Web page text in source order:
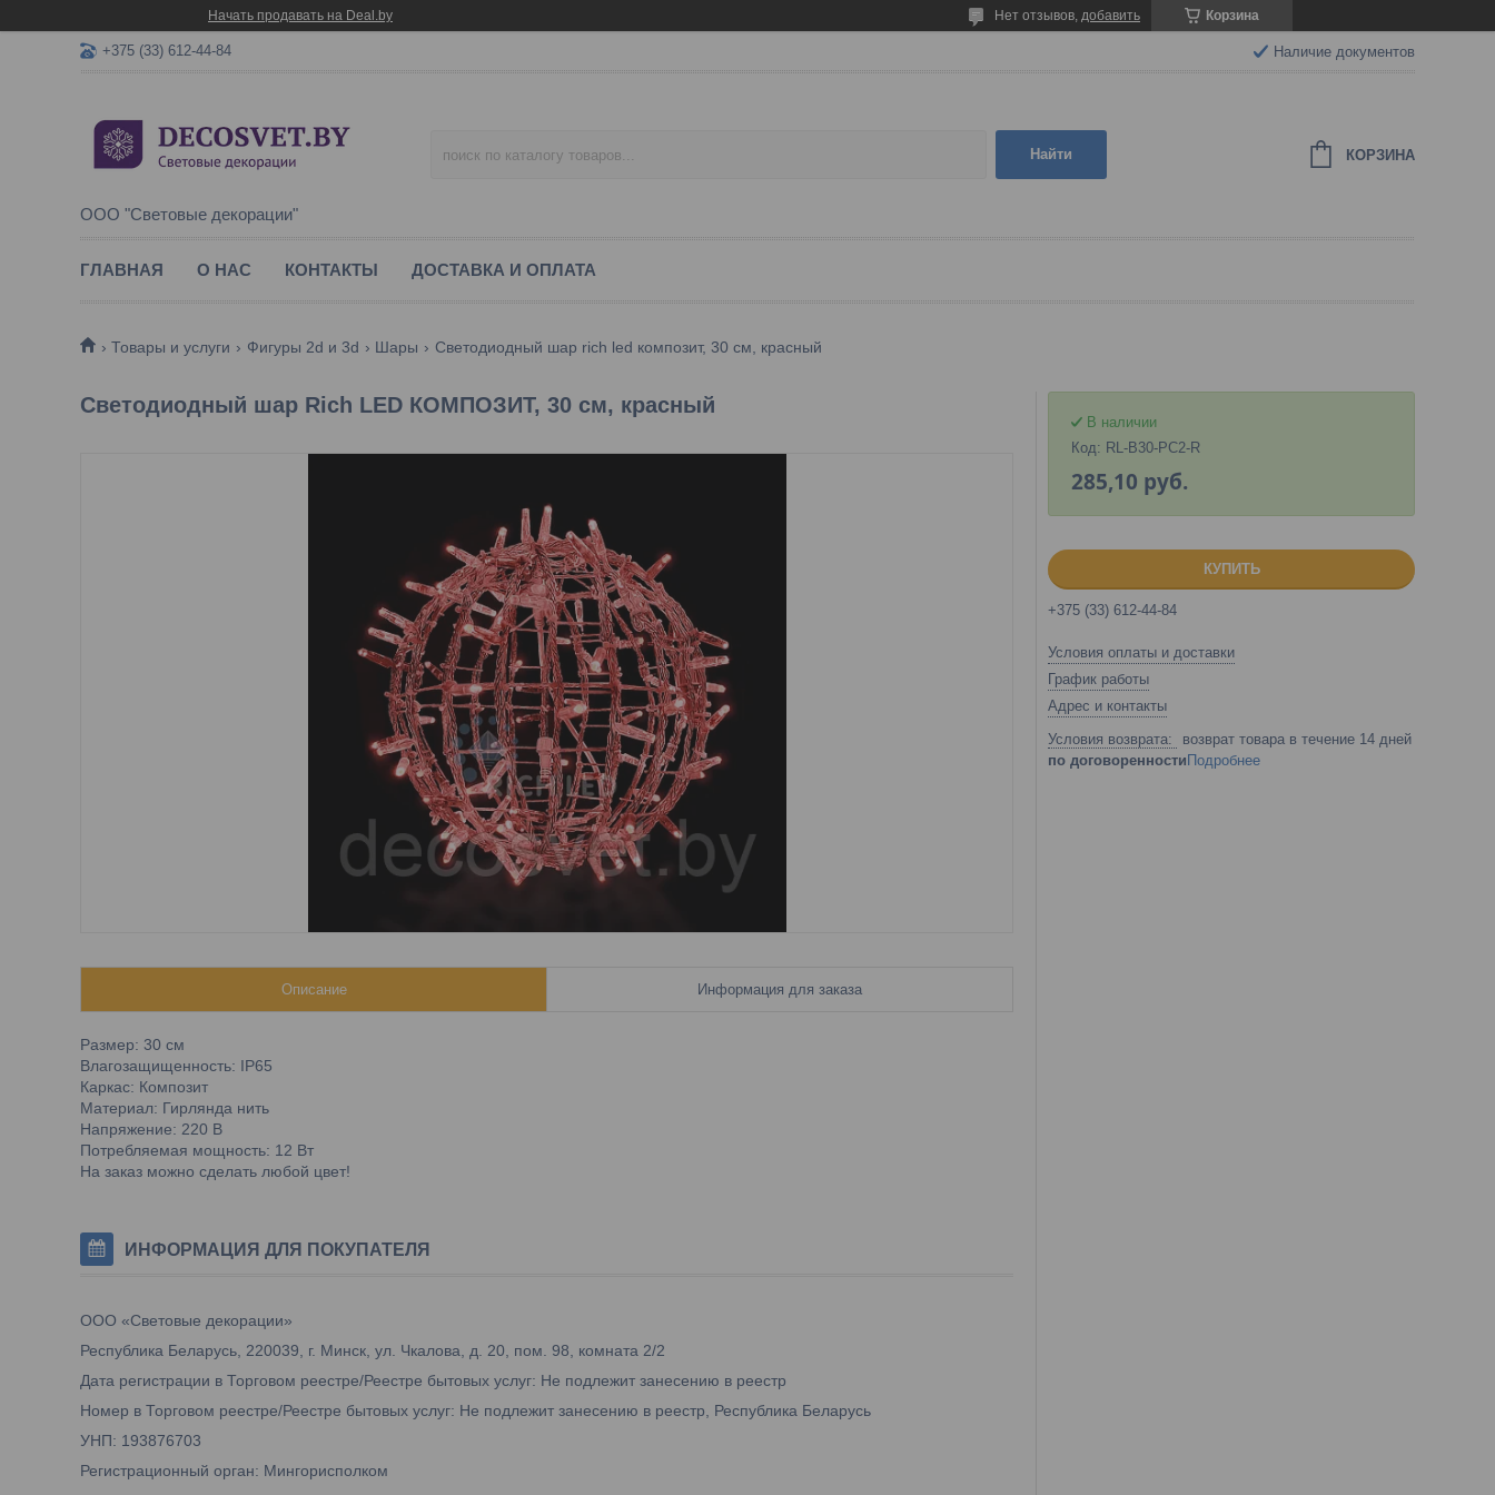
Начать продавать на Deal.by Корзина
Нет отзывов, добавить
+375 (33) 612-44-84 Наличие документов
ООО "Световые декорации"
Найти КОРЗИНА
ГЛАВНАЯ О НАС КОНТАКТЫ ДОСТАВКА И ОПЛАТА
Товары и услуги Фигуры 2d и 3d Шары Светодиодный шар rich led композит, 30 см, красный
Светодиодный шар Rich LED КОМПОЗИТ, 30 см, красный
Описание Информация для заказа
Размер: 30 см
Влагозащищенность: IP65
Каркас: Композит
Материал: Гирлянда нить
Напряжение: 220 В
Потребляемая мощность: 12 Вт
На заказ можно сделать любой цвет!
ИНФОРМАЦИЯ ДЛЯ ПОКУПАТЕЛЯ
ООО «Световые декорации»
Республика Беларусь, 220039, г. Минск, ул. Чкалова, д. 20, пом. 98, комната 2/2
Дата регистрации в Торговом реестре/Реестре бытовых услуг: Не подлежит занесению в реестр
Номер в Торговом реестре/Реестре бытовых услуг: Не подлежит занесению в реестр, Республика Беларусь
УНП: 193876703
Регистрационный орган: Мингорисполком
В наличии
Код: RL-B30-PC2-R
285,10 руб.
КУПИТЬ
+375 (33) 612-44-84
Условия оплаты и доставки
График работы
Адрес и контакты
возврат товара в течение 14 дней
по договоренности Подробнее